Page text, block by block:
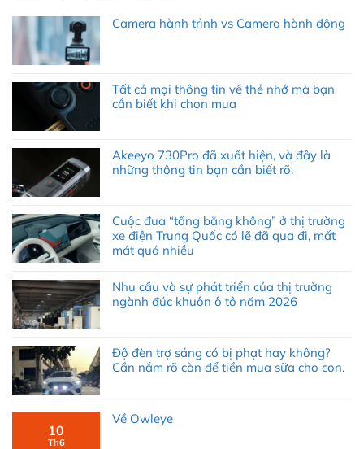
Camera hành trình vs Camera hành động
Tất cả mọi thông tin về thẻ nhớ mà bạn
cần biết khi chọn mua
Akeeyo 730Pro đã xuất hiện, và đây là
những thông tin bạn cần biết rõ.
Cuộc đua “tổng bằng không” ở thị trường
xe điện Trung Quốc có lẽ đã qua đi, mất
mát quá nhiều
Nhu cầu và sự phát triển của thị trường
ngành đúc khuôn ô tô năm 2026
Độ đèn trợ sáng có bị phạt hay không?
Cần nắm rõ còn để tiền mua sữa cho con.
10
Th6
Về Owleye